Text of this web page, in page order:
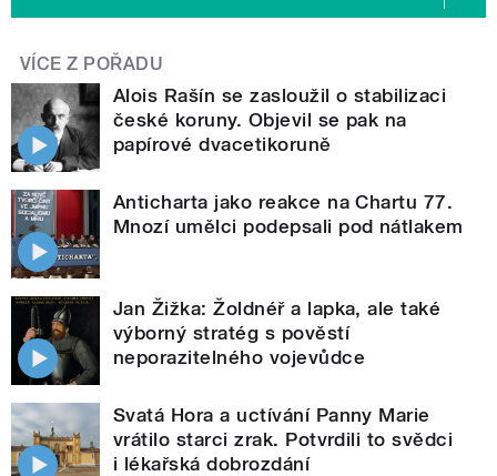
VÍCE Z POŘADU
Alois Rašín se zasloužil o stabilizaci
české koruny. Objevil se pak na
papírové dvacetikoruně
Anticharta jako reakce na Chartu 77.
Mnozí umělci podepsali pod nátlakem
Jan Žižka: Žoldnéř a lapka, ale také
výborný stratég s pověstí
neporazitelného vojevůdce
Svatá Hora a uctívání Panny Marie
vrátilo starci zrak. Potvrdili to svědci
i lékařská dobrozdání